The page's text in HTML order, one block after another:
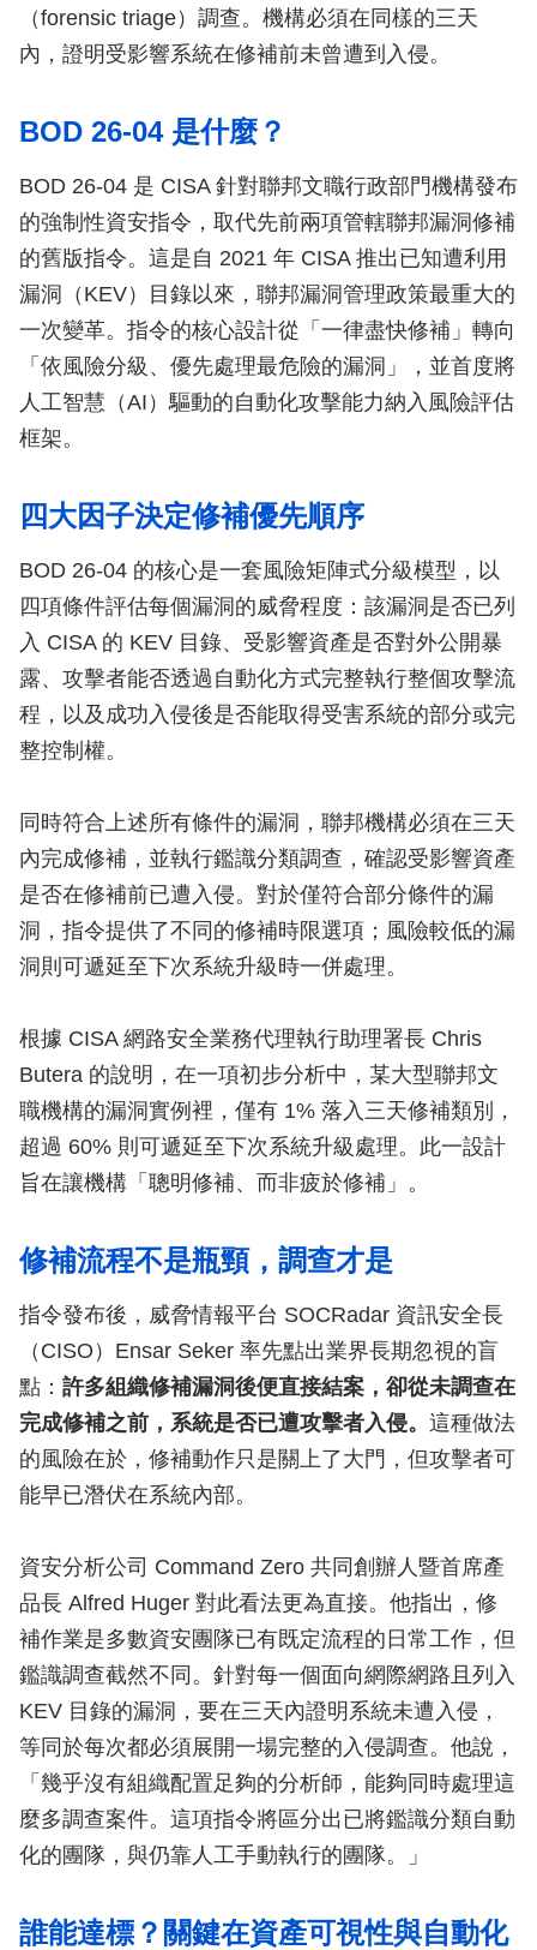
（forensic triage）調查。機構必須在同樣的三天
內，證明受影響系統在修補前未曾遭到入侵。
BOD 26-04 是什麼？
BOD 26-04 是 CISA 針對聯邦文職行政部門機構發布
的強制性資安指令，取代先前兩項管轄聯邦漏洞修補
的舊版指令。這是自 2021 年 CISA 推出已知遭利用
漏洞（KEV）目錄以來，聯邦漏洞管理政策最重大的
一次變革。指令的核心設計從「一律盡快修補」轉向
「依風險分級、優先處理最危險的漏洞」，並首度將
人工智慧（AI）驅動的自動化攻擊能力納入風險評估
框架。
四大因子決定修補優先順序
BOD 26-04 的核心是一套風險矩陣式分級模型，以
四項條件評估每個漏洞的威脅程度：該漏洞是否已列
入 CISA 的 KEV 目錄、受影響資產是否對外公開暴
露、攻擊者能否透過自動化方式完整執行整個攻擊流
程，以及成功入侵後是否能取得受害系統的部分或完
整控制權。
同時符合上述所有條件的漏洞，聯邦機構必須在三天
內完成修補，並執行鑑識分類調查，確認受影響資產
是否在修補前已遭入侵。對於僅符合部分條件的漏
洞，指令提供了不同的修補時限選項；風險較低的漏
洞則可遞延至下次系統升級時一併處理。
根據 CISA 網路安全業務代理執行助理署長 Chris
Butera 的說明，在一項初步分析中，某大型聯邦文
職機構的漏洞實例裡，僅有 1% 落入三天修補類別，
超過 60% 則可遞延至下次系統升級處理。此一設計
旨在讓機構「聰明修補、而非疲於修補」。
修補流程不是瓶頸，調查才是
指令發布後，威脅情報平台 SOCRadar 資訊安全長
（CISO）Ensar Seker 率先點出業界長期忽視的盲
點： 許多組織修補漏洞後便直接結案，卻從未調查在
完成修補之前，系統是否已遭攻擊者入侵。 這種做法
的風險在於，修補動作只是關上了大門，但攻擊者可
能早已潛伏在系統內部。
資安分析公司 Command Zero 共同創辦人暨首席產
品長 Alfred Huger 對此看法更為直接。他指出，修
補作業是多數資安團隊已有既定流程的日常工作，但
鑑識調查截然不同。針對每一個面向網際網路且列入
KEV 目錄的漏洞，要在三天內證明系統未遭入侵，
等同於每次都必須展開一場完整的入侵調查。他說，
「幾乎沒有組織配置足夠的分析師，能夠同時處理這
麼多調查案件。這項指令將區分出已將鑑識分類自動
化的團隊，與仍靠人工手動執行的團隊。」
誰能達標？關鍵在資產可視性與自動化